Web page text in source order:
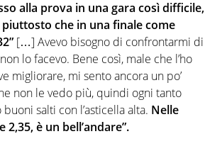
alla prova in una gara così difficile,
che in una finale come
[…] Avevo bisogno di confrontarmi di
lo facevo. Bene così, male che l’ho
migliorare, mi sento ancora un po’
non le vedo più, quindi ogni tanto
salti con l’asticella alta. Nelle
è un bell’andare”.